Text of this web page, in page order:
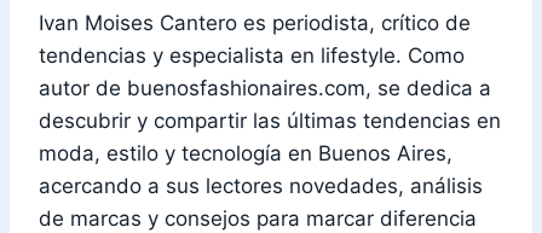
Ivan Moises Cantero es periodista, crítico de
tendencias y especialista en lifestyle. Como
autor de buenosfashionaires.com, se dedica a
descubrir y compartir las últimas tendencias en
moda, estilo y tecnología en Buenos Aires,
acercando a sus lectores novedades, análisis
de marcas y consejos para marcar diferencia